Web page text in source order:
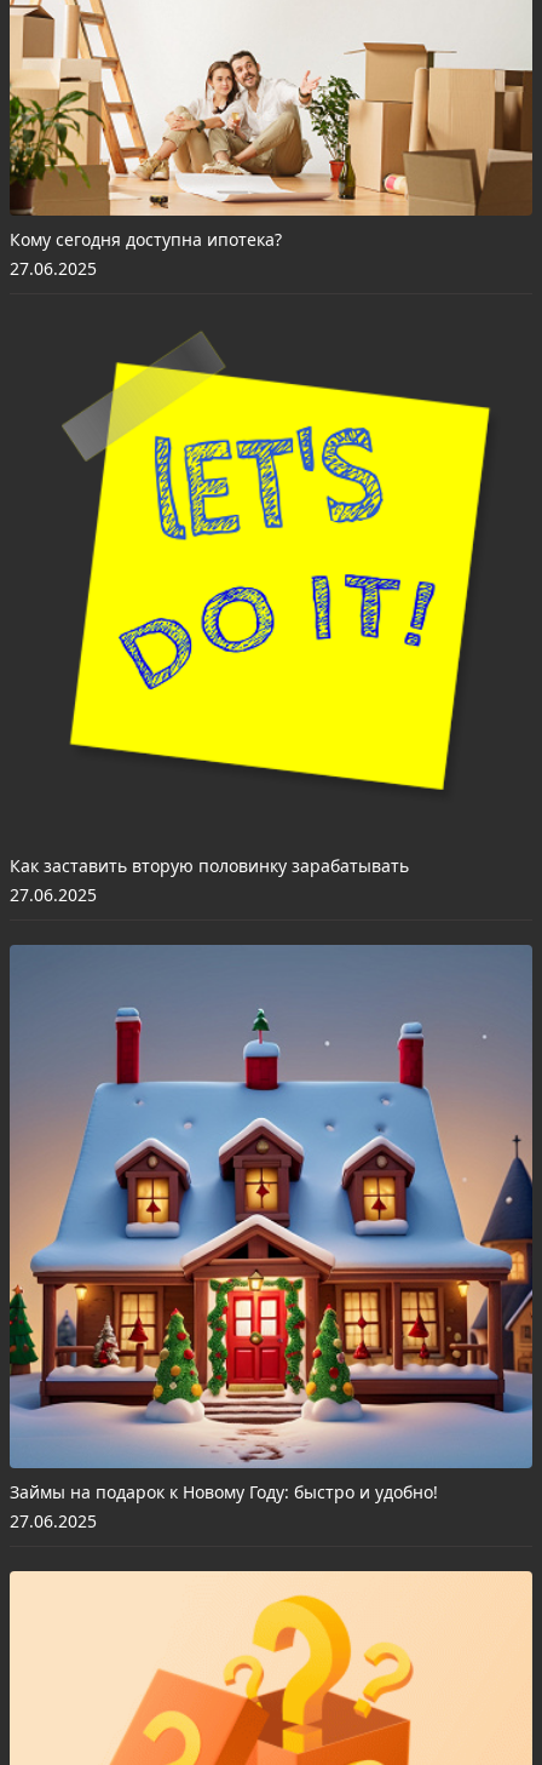
Кому сегодня доступна ипотека?
27.06.2025
Как заставить вторую половинку зарабатывать
27.06.2025
Займы на подарок к Новому Году: быстро и удобно!
27.06.2025